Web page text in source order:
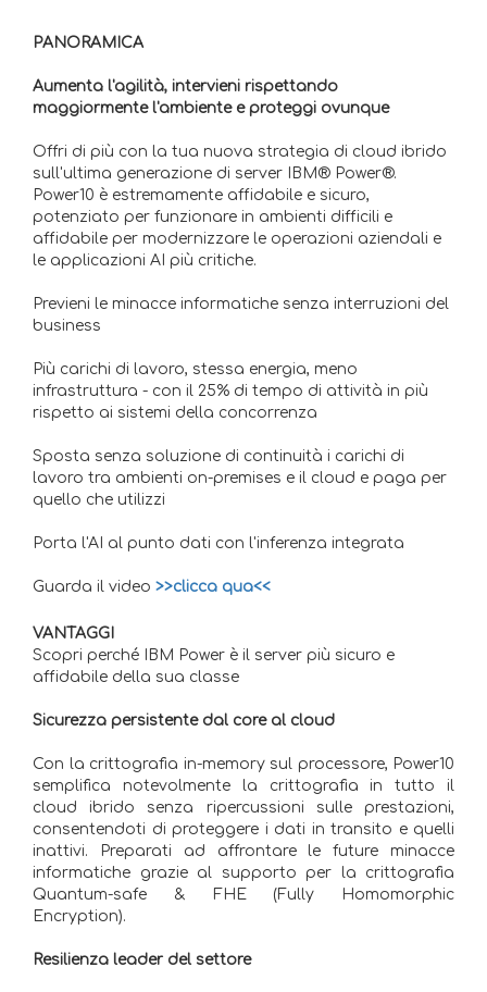
PANORAMICA
Aumenta l'agilità, intervieni rispettando
maggiormente l'ambiente e proteggi ovunque
Offri di più con la tua nuova strategia di cloud ibrido
sull'ultima generazione di server IBM® Power®.
Power10 è estremamente affidabile e sicuro,
potenziato per funzionare in ambienti difficili e
affidabile per modernizzare le operazioni aziendali e
le applicazioni AI più critiche.
Previeni le minacce informatiche senza interruzioni del
business
Più carichi di lavoro, stessa energia, meno
infrastruttura - con il 25% di tempo di attività in più
rispetto ai sistemi della concorrenza
Sposta senza soluzione di continuità i carichi di
lavoro tra ambienti on-premises e il cloud e paga per
quello che utilizzi
Porta l'AI al punto dati con l'inferenza integrata
Guarda il video >>clicca qua<<
VANTAGGI
Scopri perché IBM Power è il server più sicuro e
affidabile della sua classe
Sicurezza persistente dal core al cloud
Con la crittografia in-memory sul processore, Power10
semplifica notevolmente la crittografia in tutto il
cloud ibrido senza ripercussioni sulle prestazioni,
consentendoti di proteggere i dati in transito e quelli
inattivi. Preparati ad affrontare le future minacce
informatiche grazie al supporto per la crittografia
Quantum-safe & FHE (Fully Homomorphic
Encryption).
Resilienza leader del settore